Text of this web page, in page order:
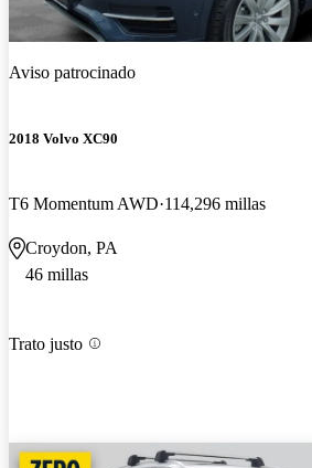
Aviso patrocinado
2018 Volvo XC90
T6 Momentum AWD 114,296 millas
Croydon, PA
46 millas
Trato justo